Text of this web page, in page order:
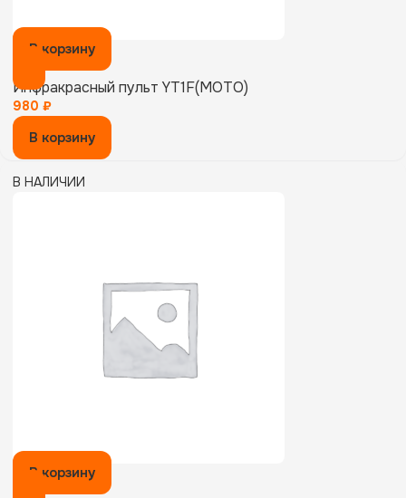
В корзину
Инфракрасный пульт YT1F(MOTO)
980 ₽
В корзину
В НАЛИЧИИ
В корзину